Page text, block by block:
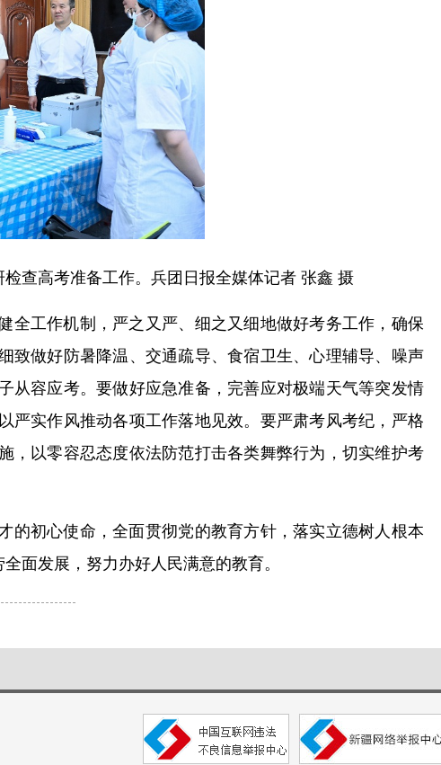
查高考准备工作。兵团日报全媒体记者 张鑫 摄
全工作机制，严之又严、细之又细地做好考务工作，确保
致做好防暑降温、交通疏导、食宿卫生、心理辅导、噪声
从容应考。要做好应急准备，完善应对极端天气等突发情
严实作风推动各项工作落地见效。要严肃考风考纪，严格
，以零容忍态度依法防范打击各类舞弊行为，切实维护考
的初心使命，全面贯彻党的教育方针，落实立德树人根本
面发展，努力办好人民满意的教育。